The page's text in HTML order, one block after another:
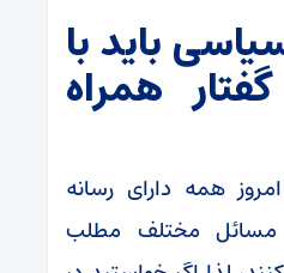
باید با
همراه
همه دارای رسانه
مختلف مطلب